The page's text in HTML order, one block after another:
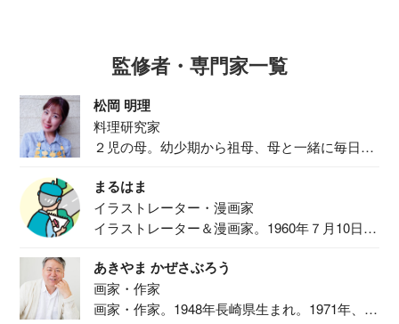
監修者・専門家一覧
松岡 明理
料理研究家
２児の母。幼少期から祖母、母と一緒に毎日の
まるはま
イラストレーター・漫画家
イラストレーター＆漫画家。1960年７月10日生
あきやま かぜさぶろう
画家・作家
画家・作家。1948年長崎県生まれ。1971年、